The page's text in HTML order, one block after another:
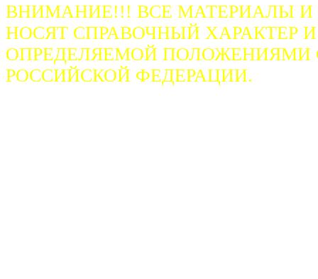
ВНИМАНИЕ!!! ВСЕ МАТЕРИАЛЫ
НОСЯТ СПРАВОЧНЫЙ ХАРАКТЕР
ОПРЕДЕЛЯЕМОЙ ПОЛОЖЕНИЯМИ
РОССИЙСКОЙ ФЕДЕРАЦИИ.